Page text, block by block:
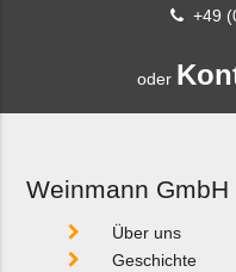
+49
oder
Weinmann GmbH
Über uns
Geschichte